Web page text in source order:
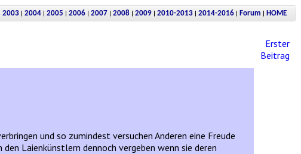
2003 | 2004 | 2005 | 2006 | 2007 | 2008 | 2009 | 2010-2013 | 2014-2016 | Forum | HOME
Erster
Beitrag
und so zumindest versuchen Anderen eine Freude
Laienkünstlern dennoch vergeben wenn sie deren